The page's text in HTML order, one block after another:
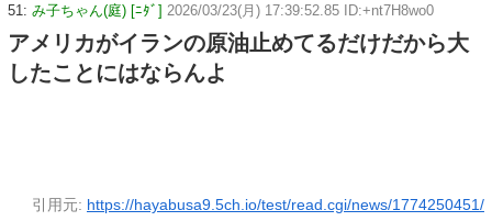
51: み子ちゃん(庭) [ﾆﾀﾞ] 2026/03/23(月) 17:39:52.85 ID:+nt7H8wo0
アメリカがイランの原油止めてるだけだから大
したことにはならんよ
引用元: https://hayabusa9.5ch.io/test/read.cgi/news/1774250451/